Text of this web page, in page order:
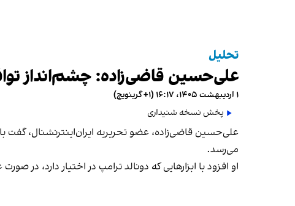
تحلیل
علی‌حسین قاضی‌زاده: چشم‌انداز
۱ اردیبهشت ۱۴۰۵، ۱۶:۱۷ (‎+۱ گرینویچ)
پخش نسخه شنیداری
علی‌حسین قاضی‌زاده، عضو تحریریه ایران‌اینترنشنال، گفت
می‌رسد.
او افزود با ابزارهایی که دونالد ترامپ در اختیار دارد،